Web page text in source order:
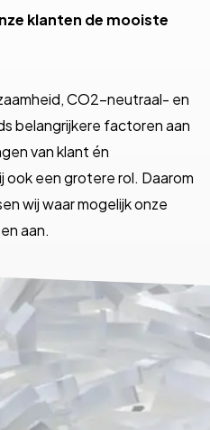
klanten de mooiste
CO2-neutraal- en
belangrijkere factoren aan
van klant én
ook een grotere rol. Daarom
wij waar mogelijk onze
aan.